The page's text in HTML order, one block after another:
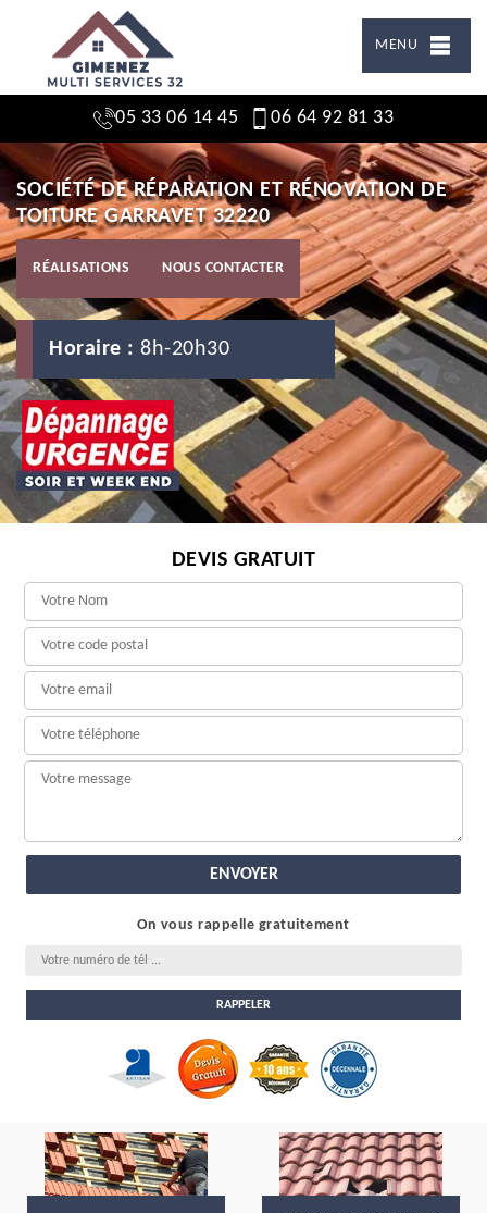
MENU
05 33 06 14 45 06 64 92 81 33
SOCIÉTÉ DE RÉPARATION ET RÉNOVATION DE
TOITURE GARRAVET 32220
RÉALISATIONS NOUS CONTACTER
Horaire : 8h-20h30
DEVIS GRATUIT
On vous rappelle gratuitement